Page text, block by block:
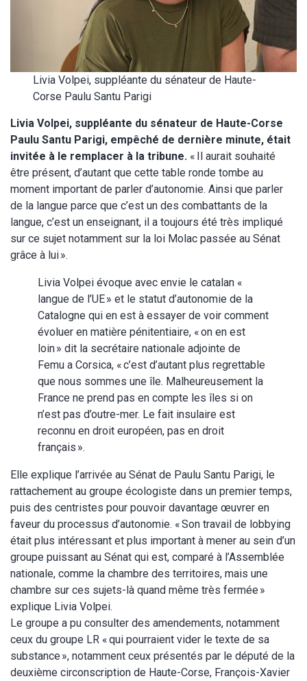
Livia Volpei, suppléante du sénateur de Haute-
Corse Paulu Santu Parigi
Livia Volpei, suppléante du sénateur de Haute-Corse
Paulu Santu Parigi, empêché de dernière minute, était
invitée à le remplacer à la tribune. « Il aurait souhaité
être présent, d’autant que cette table ronde tombe au
moment important de parler d’autonomie. Ainsi que parler
de la langue parce que c’est un des combattants de la
langue, c’est un enseignant, il a toujours été très impliqué
sur ce sujet notamment sur la loi Molac passée au Sénat
grâce à lui ».
Livia Volpei évoque avec envie le catalan «
langue de l’UE » et le statut d’autonomie de la
Catalogne qui en est à essayer de voir comment
évoluer en matière pénitentiaire, « on en est
loin » dit la secrétaire nationale adjointe de
Femu a Corsica, « c’est d’autant plus regrettable
que nous sommes une île. Malheureusement la
France ne prend pas en compte les îles si on
n’est pas d’outre-mer. Le fait insulaire est
reconnu en droit européen, pas en droit
français ».
Elle explique l’arrivée au Sénat de Paulu Santu Parigi, le
rattachement au groupe écologiste dans un premier temps,
puis des centristes pour pouvoir davantage œuvrer en
faveur du processus d’autonomie. « Son travail de lobbying
était plus intéressant et plus important à mener au sein d’un
groupe puissant au Sénat qui est, comparé à l’Assemblée
nationale, comme la chambre des territoires, mais une
chambre sur ces sujets-là quand même très fermée »
explique Livia Volpei.
Le groupe a pu consulter des amendements, notamment
ceux du groupe LR « qui pourraient vider le texte de sa
substance », notamment ceux présentés par le député de la
deuxième circonscription de Haute-Corse, François-Xavier